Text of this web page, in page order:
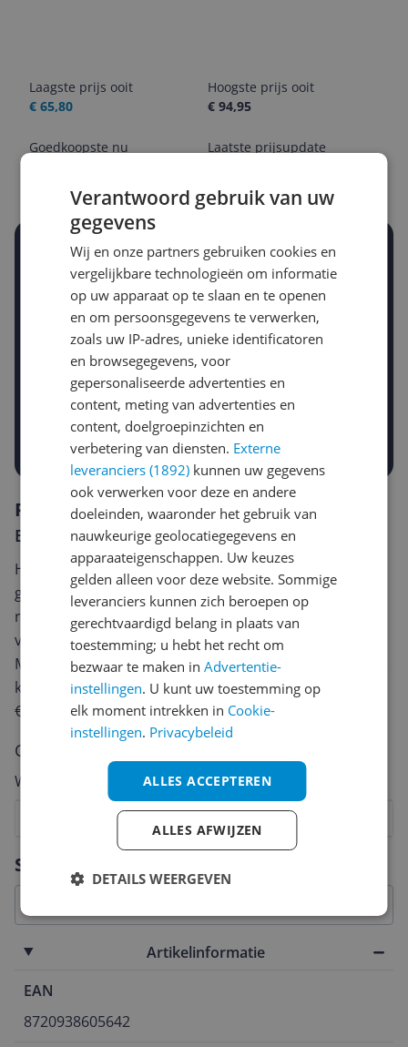
Laagste prijs ooit
€ 65,80
Hoogste prijs ooit
€ 94,95
Goedkoopste nu
Laatste prijsupdate
Stel een alert in en mis geen prijsdaling
Krijg een seintje zodra de prijs zakt
Jouw e-mailadres
Gewenste daling of bedrag
-10% -15%
Gewenste prijs
€
Prijsalert aanzetten
Specificaties
Artikelinformatie
EAN
8720938605642
Reviews
Er zijn nog geen reviews geschreven
Heb jij dit product in bezit en wil je graag je mening
geven? Start dan hieronder met het schrijven van je
review. Afhankelijk van de details duurt het schrijven
van een review gemiddeld tussen de 3 en 10 minuten.
Met jouw mening help je andere bezoekers een betere
keuze te maken én maak je iedere maand kans op
€250,-!
Klik hier voor de actievoorwaarden.
Cijfer
Welk cijfer geef jij dit product?
8
Vraag 1 van 4
Verantwoord gebruik van uw
gegevens
Wij en onze partners gebruiken cookies en
vergelijkbare technologieën om informatie
op uw apparaat op te slaan en te openen
en om persoonsgegevens te verwerken,
zoals uw IP-adres, unieke identificatoren
en browsegegevens, voor
gepersonaliseerde advertenties en
content, meting van advertenties en
content, doelgroepinzichten en
verbetering van diensten. Externe
leveranciers (1892) kunnen uw gegevens
ook verwerken voor deze en andere
doeleinden, waaronder het gebruik van
nauwkeurige geolocatiegegevens en
apparaateigenschappen. Uw keuzes
gelden alleen voor deze website. Sommige
leveranciers kunnen zich beroepen op
gerechtvaardigd belang in plaats van
toestemming; u hebt het recht om
bezwaar te maken inAdvertentie-
instellingen. U kunt uw toestemming op
elk moment intrekken in Cookie-
instellingen. Privacybeleid
ALLES ACCEPTEREN
ALLES AFWIJZEN
DETAILS WEERGEVEN